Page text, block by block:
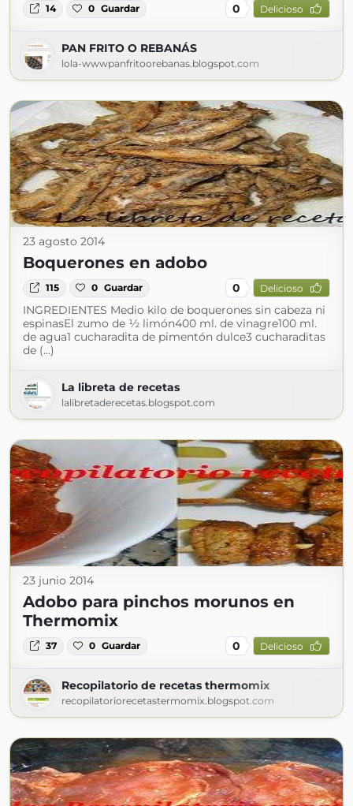
14 0 Guardar 0 Delicioso
PAN FRITO O REBANÁS
lola-wwwpanfritoorebanas.blogspot.com
23 agosto 2014
Boquerones en adobo
115 0 Guardar 0 Delicioso
INGREDIENTES Medio kilo de boquerones sin cabeza ni
espinasEl zumo de ½ limón400 ml. de vinagre100 ml.
de agua1 cucharadita de pimentón dulce3 cucharaditas
de (...)
La libreta de recetas
lalibretaderecetas.blogspot.com
23 junio 2014
Adobo para pinchos morunos en
Thermomix
37 0 Guardar 0 Delicioso
Recopilatorio de recetas thermomix
recopilatoriorecetastermomix.blogspot.com